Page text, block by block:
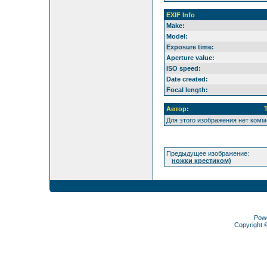
EXIF Info
Make:
Model:
Exposure time:
Aperture value:
ISO speed:
Date created:
Focal length:
Автор:
Для этого изображения нет
Предыдущее изображение:
ножки крестиком)
Copyright